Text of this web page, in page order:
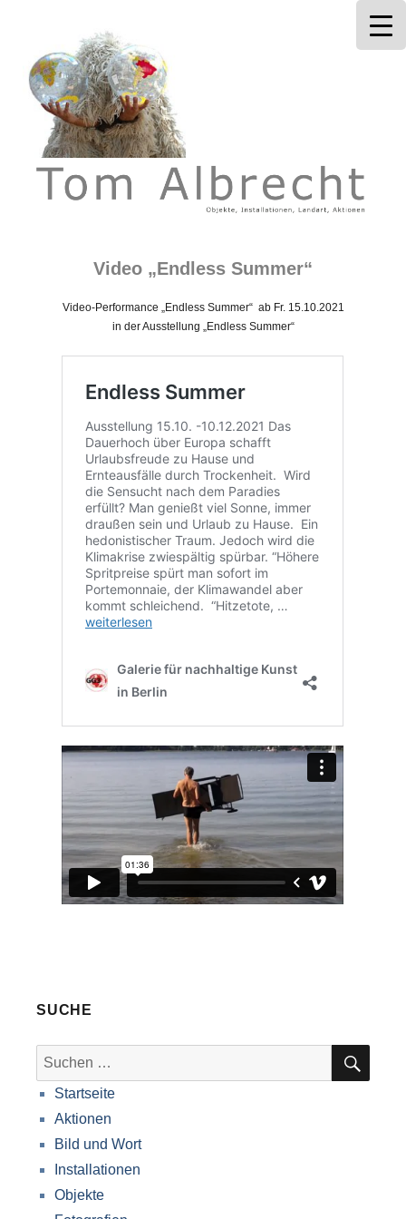
Tom Albrecht
Video „Endless Summer“
Video-Performance „Endless Summer“ ab Fr. 15.10.2021
in der Ausstellung „Endless Summer“
SUCHE
Suche
nach:
Startseite
Aktionen
Bild und Wort
Installationen
Objekte